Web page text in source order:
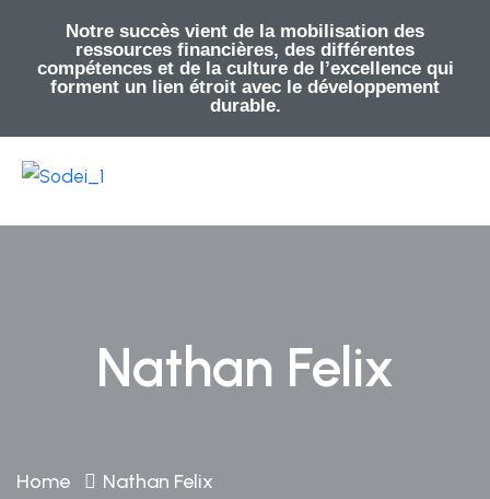
Notre succès vient de la mobilisation des
ressources financières, des différentes
compétences et de la culture de l’excellence qui
forment un lien étroit avec le développement
durable.
Nathan Felix
Home Nathan Felix